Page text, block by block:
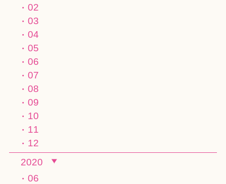
02
03
04
05
06
07
08
09
10
11
12
2020
06